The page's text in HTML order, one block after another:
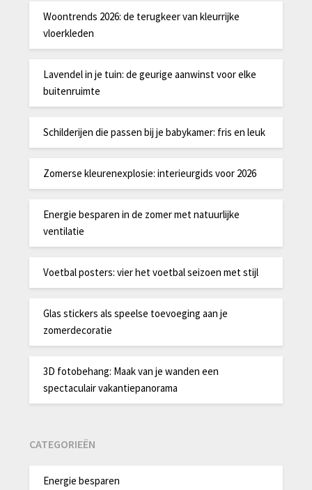
Woontrends 2026: de terugkeer van kleurrijke
vloerkleden
Lavendel in je tuin: de geurige aanwinst voor elke
buitenruimte
Schilderijen die passen bij je babykamer: fris en leuk
Zomerse kleurenexplosie: interieurgids voor 2026
Energie besparen in de zomer met natuurlijke
ventilatie
Voetbal posters: vier het voetbal seizoen met stijl
Glas stickers als speelse toevoeging aan je
zomerdecoratie
3D fotobehang: Maak van je wanden een
spectaculair vakantiepanorama
CATEGORIEËN
Energie besparen